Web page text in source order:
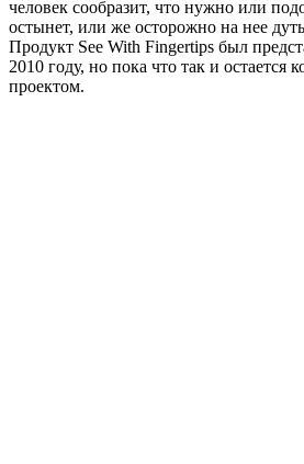
человек сообразит, что нужно или
остынет, или же осторожно на нее
Продукт See With Fingertips был
2010 году, но пока что так и остается
проектом.